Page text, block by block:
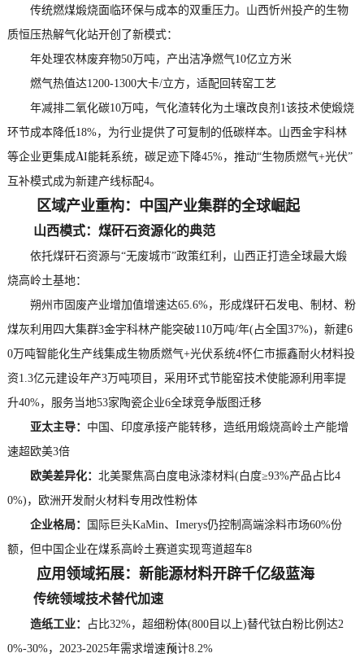
传统燃煤煅烧面临环保与成本的双重压力。山西忻州投产的生物
质恒压热解气化站开创了新模式：
年处理农林废弃物50万吨，产出洁净燃气10亿立方米
燃气热值达1200-1300大卡/立方，适配回转窑工艺
年减排二氧化碳10万吨，气化渣转化为土壤改良剂1该技术使煅烧
环节成本降低18%，为行业提供了可复制的低碳样本。山西金宇科林
等企业更集成AI能耗系统，碳足迹下降45%，推动“生物质燃气+光伏”
互补模式成为新建产线标配4。
区域产业重构：中国产业集群的全球崛起
山西模式：煤矸石资源化的典范
依托煤矸石资源与“无废城市”政策红利，山西正打造全球最大煅
烧高岭土基地：
朔州市固废产业增加值增速达65.6%，形成煤矸石发电、制材、粉
煤灰利用四大集群3金宇科林产能突破110万吨/年(占全国37%)，新建6
0万吨智能化生产线集成生物质燃气+光伏系统4怀仁市振鑫耐火材料投
资1.3亿元建设年产3万吨项目，采用环式节能窑技术使能源利用率提
升40%，服务当地53家陶瓷企业6全球竞争版图迁移
亚太主导： 中国、印度承接产能转移，造纸用煅烧高岭土产能增
速超欧美3倍
欧美差异化： 北美聚焦高白度电泳漆材料(白度≥93%产品占比4
0%)，欧洲开发耐火材料专用改性粉体
企业格局： 国际巨头KaMin、Imerys仍控制高端涂料市场60%份
额，但中国企业在煤系高岭土赛道实现弯道超车8
应用领域拓展：新能源材料开辟千亿级蓝海
传统领域技术替代加速
造纸工业： 占比32%，超细粉体(800目以上)替代钛白粉比例达2
0%-30%，2023-2025年需求增速预计8.2%